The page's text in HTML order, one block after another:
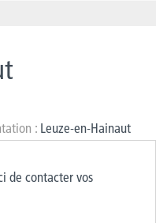
: Leuze-en-Hainaut
de contacter vos